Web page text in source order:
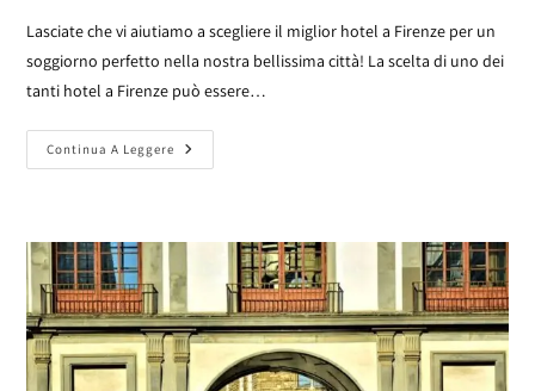
Lasciate che vi aiutiamo a scegliere il miglior hotel a Firenze per un
soggiorno perfetto nella nostra bellissima città! La scelta di uno dei
tanti hotel a Firenze può essere…
Continua A Leggere